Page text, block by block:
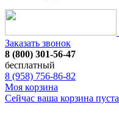
Заказать звонок
8 (800) 301-56-47
бесплатный
8 (958) 756-86-82
Моя корзина
Сейчас ваша корзина пуста